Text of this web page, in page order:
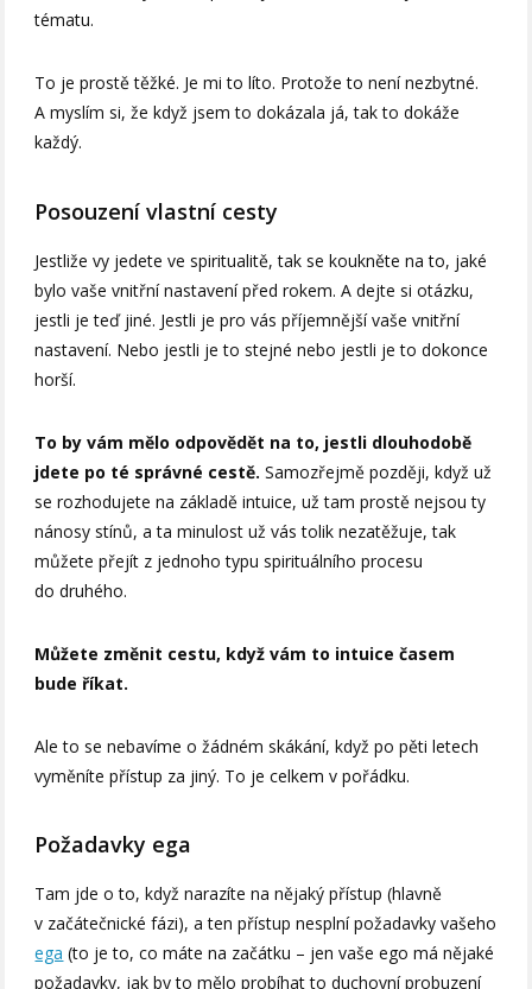
tématu.
To je prostě těžké. Je mi to líto. Protože to není nezbytné.
A myslím si, že když jsem to dokázala já, tak to dokáže
každý.
Posouzení vlastní cesty
Jestliže vy jedete ve spiritualitě, tak se koukněte na to, jaké
bylo vaše vnitřní nastavení před rokem. A dejte si otázku,
jestli je teď jiné. Jestli je pro vás příjemnější vaše vnitřní
nastavení. Nebo jestli je to stejné nebo jestli je to dokonce
horší.
To by vám mělo odpovědět na to, jestli dlouhodobě
jdete po té správné cestě.Samozřejmě později, když už
se rozhodujete na základě intuice, už tam prostě nejsou ty
nánosy stínů, a ta minulost už vás tolik nezatěžuje, tak
můžete přejít z jednoho typu spirituálního procesu
do druhého.
Můžete změnit cestu, když vám to intuice časem
bude říkat.
Ale to se nebavíme o žádném skákání, když po pěti letech
vyměníte přístup za jiný. To je celkem v pořádku.
Požadavky ega
Tam jde o to, když narazíte na nějaký přístup (hlavně
v začátečnické fázi), a ten přístup nesplní požadavky vašeho
ega (to je to, co máte na začátku – jen vaše ego má nějaké
požadavky, jak by to mělo probíhat to duchovní probuzení